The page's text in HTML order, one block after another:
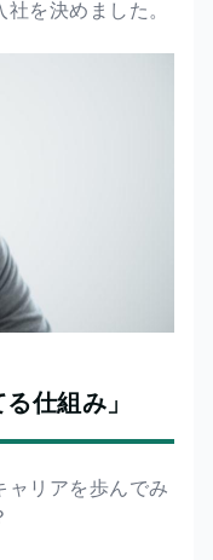
を決めました。
仕組み」
リアを歩んでみ